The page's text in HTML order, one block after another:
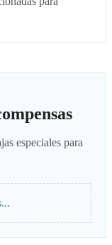
especiales para